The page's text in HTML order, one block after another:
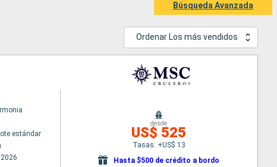
Búsqueda Avanzada
Ordenar Los más vendidos
estándar
desde
US$ 525
Tasas: +US$ 13
Hasta $500 de crédito a bordo